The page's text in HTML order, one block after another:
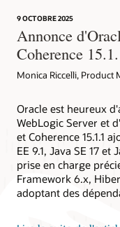
9 OCTOBRE 2025
Annonce
Coherence
Monica Riccelli, Product
Oracle est heureux
WebLogic Server et
et Coherence 15.1.1
EE 9.1, Java SE 17
prise en charge
Framework 6.x,
adoptant des